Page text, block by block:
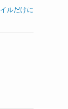
ルだけに